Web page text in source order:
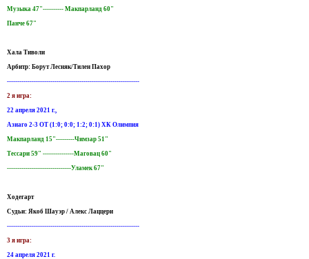
Музыка 47"---------- Макпарланд 60"
Панче 67"
Хала Тиволи
Арбитр: Борут Лесняк/Тилен Пахор
----------------------------------------------------------------
2 я игра:
22 апреля 2021 г.,
Азиаго 2-3 ОТ (1:0; 0:0; 1:2; 0:1) ХК Олимпия
Макпарланд 15"---------Чимзар 51"
Тессари 59" ---------------Маговац 60"
-------------------------------Уламек 67"
Ходегарт
Судьи: Якоб Шауэр / Алекс Лаццери
----------------------------------------------------------------
3 я игра:
24 апреля 2021 г.